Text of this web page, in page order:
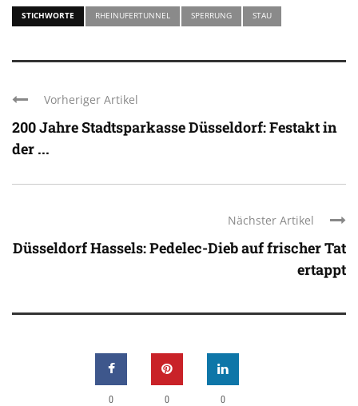
STICHWORTE RHEINUFERTUNNEL SPERRUNG STAU
Vorheriger Artikel
200 Jahre Stadtsparkasse Düsseldorf: Festakt in
der ...
Nächster Artikel
Düsseldorf Hassels: Pedelec-Dieb auf frischer Tat
ertappt
0 0 0